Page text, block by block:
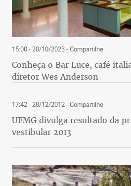
15:00 - 20/10/2023- Compartilhe
Conheça o Bar Luce, café
diretor Wes Anderson
17:42 - 28/12/2012- Compartilhe
UFMG divulga resultado da
vestibular 2013